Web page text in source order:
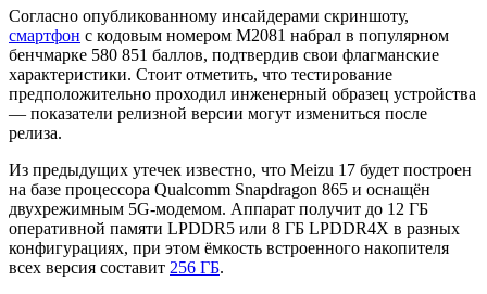
Согласно опубликованному инсайдерами скриншоту,
смартфон с кодовым номером M2081 набрал в популярном
бенчмарке 580 851 баллов, подтвердив свои флагманские
характеристики. Стоит отметить, что тестирование
предположительно проходил инженерный образец устройства
— показатели релизной версии могут измениться после
релиза.
Из предыдущих утечек известно, что Meizu 17 будет построен
на базе процессора Qualcomm Snapdragon 865 и оснащён
двухрежимным 5G-модемом. Аппарат получит до 12 ГБ
оперативной памяти LPDDR5 или 8 ГБ LPDDR4X в разных
конфигурациях, при этом ёмкость встроенного накопителя
всех версия составит 256 ГБ.